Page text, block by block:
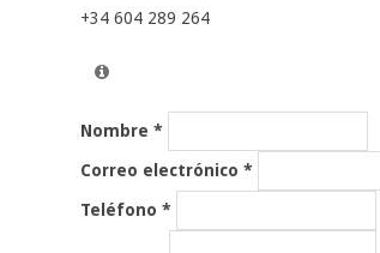
+34 604 289 264
Nombre *
Correo electrónico *
Teléfono *